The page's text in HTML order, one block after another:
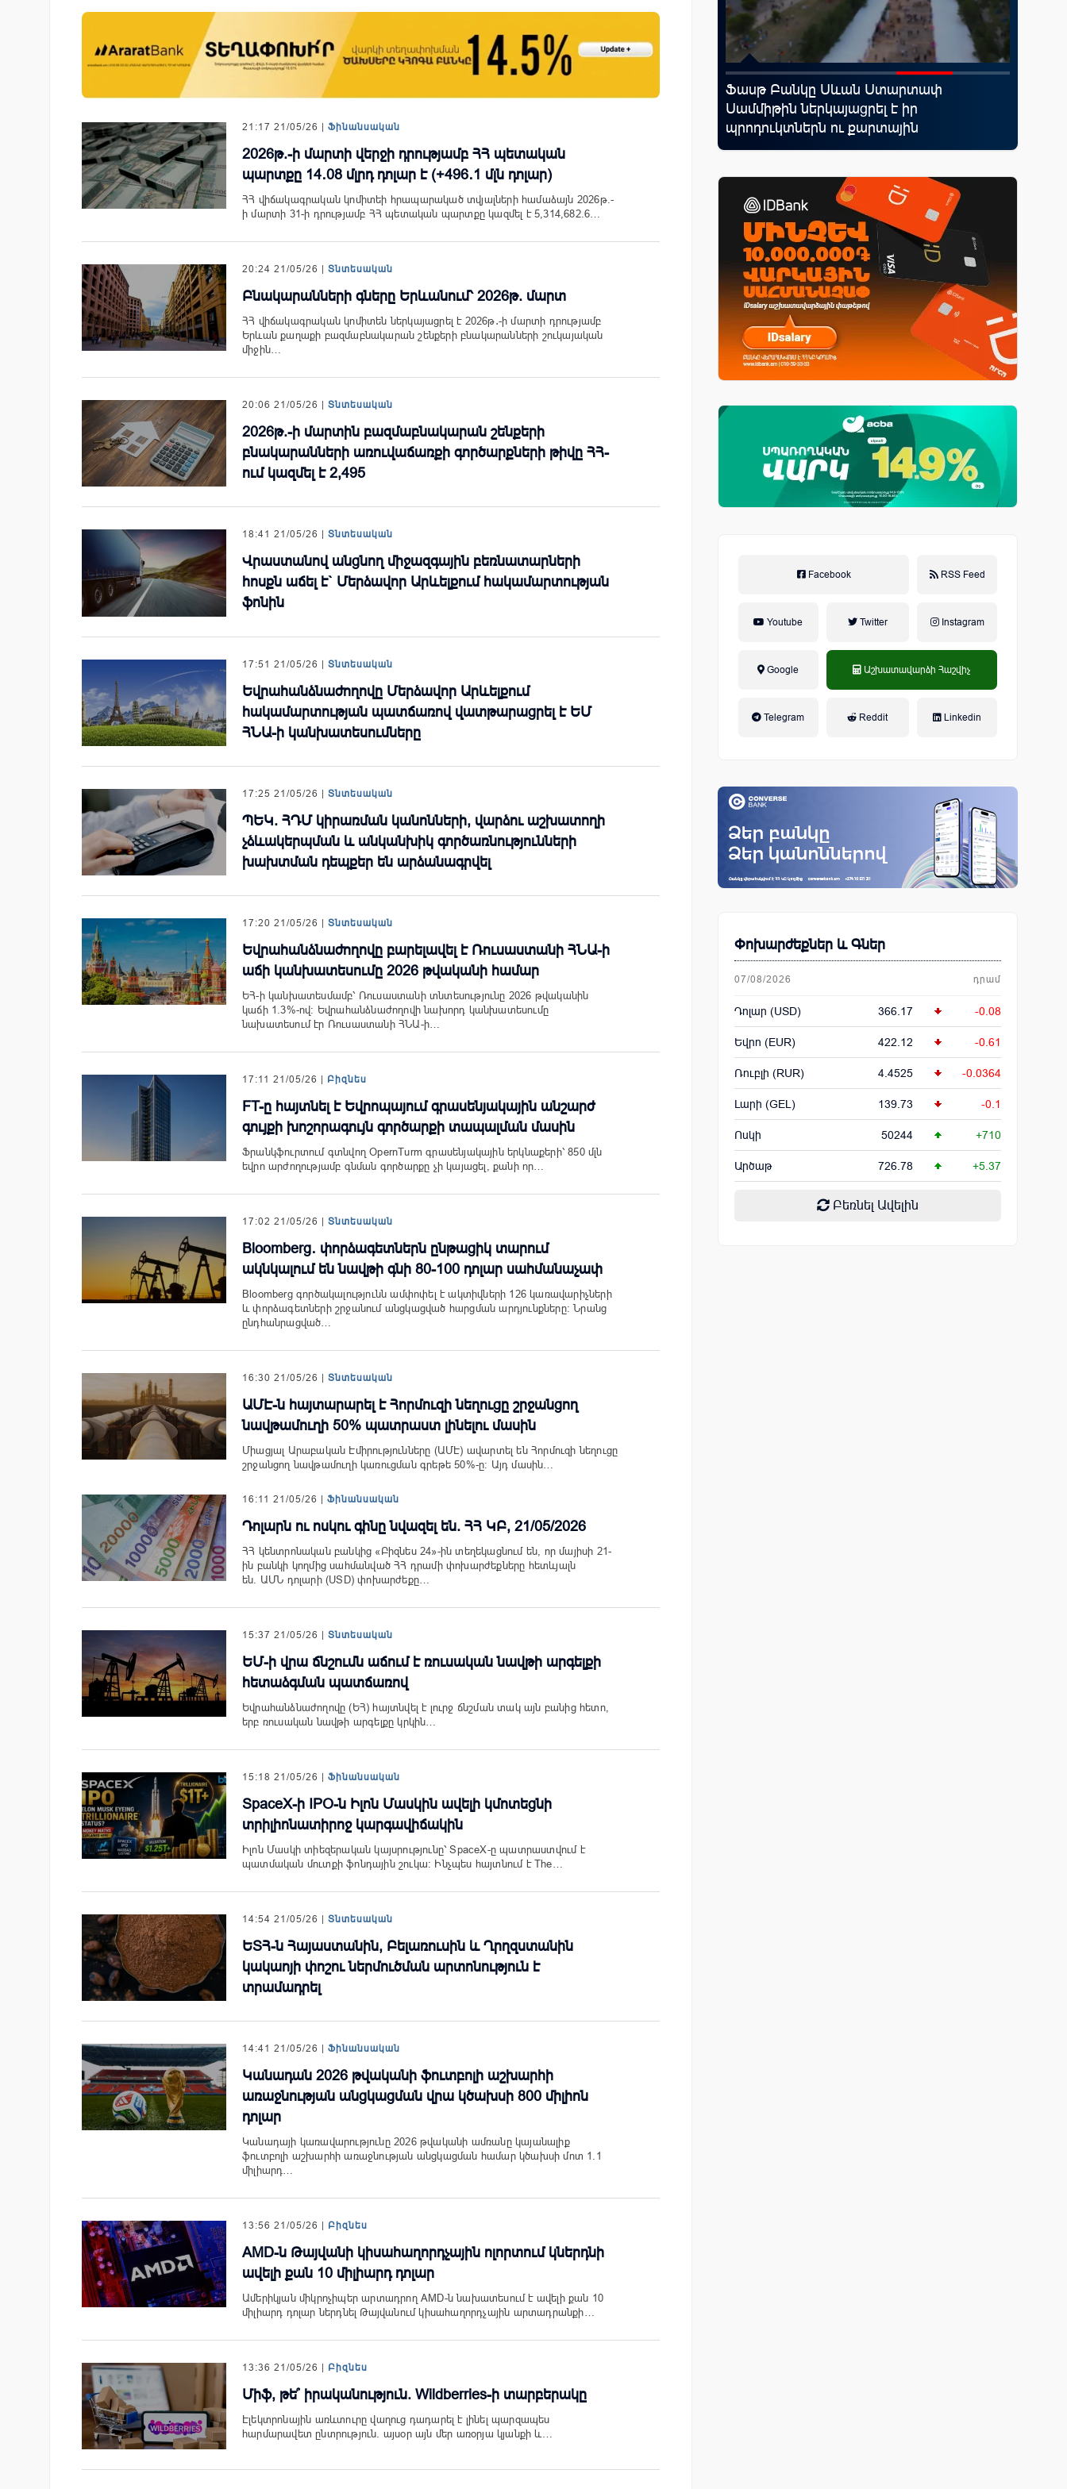
21:17 21/05/26 | Ֆինանսական
2026թ.-ի մարտի վերջի դրությամբ ՀՀ պետական
պարտքը 14․08 մլրդ դոլար է (+496․1 մլն դոլար)
ՀՀ վիճակագրական կոմիտեի հրապարակած տվյալների համաձայն 2026թ.-
ի մարտի 31-ի դրությամբ ՀՀ պետական պարտքը կազմել է 5,314,682.6…
20:24 21/05/26 | Տնտեսական
Բնակարանների գները Երևանում՝ 2026թ. մարտ
ՀՀ վիճակագրական կոմիտեն ներկայացրել է 2026թ․-ի մարտի դրությամբ
Երևան քաղաքի բազմաբնակարան շենքերի բնակարանների շուկայական
միջին…
20:06 21/05/26 | Տնտեսական
2026թ.-ի մարտին բազմաբնակարան շենքերի
բնակարանների առուվաճառքի գործարքների թիվը ՀՀ-
ում կազմել է 2,495
18:41 21/05/26 | Տնտեսական
Վրաստանով անցնող միջազգային բեռնատարների
հոսքն աճել է` Մերձավոր Արևելքում հակամարտության
ֆոնին
17:51 21/05/26 | Տնտեսական
Եվրահանձնաժողովը Մերձավոր Արևելքում
հակամարտության պատճառով վատթարացրել է ԵՄ
ՀՆԱ-ի կանխատեսումները
17:25 21/05/26 | Տնտեսական
ՊԵԿ. ՀԴՄ կիրառման կանոնների, վարձու աշխատողի
չձևակերպման և անկանխիկ գործառնությունների
խախտման դեպքեր են արձանագրվել
17:20 21/05/26 | Տնտեսական
Եվրահանձնաժողովը բարելավել է Ռուսաստանի ՀՆԱ-ի
աճի կանխատեսումը 2026 թվականի համար
ԵՀ-ի կանխատեսմամբ՝ Ռուսաստանի տնտեսությունը 2026 թվականին
կաճի 1.3%-ով։ Եվրահանձնաժողովի նախորդ կանխատեսումը
նախատեսում էր Ռուսաստանի ՀՆԱ-ի…
17:11 21/05/26 | Բիզնես
FT-ը հայտնել է Եվրոպայում գրասենյակային անշարժ
գույքի խոշորագույն գործարքի տապալման մասին
Ֆրանկֆուրտում գտնվող OpernTurm գրասենյակային երկնաքերի՝ 850 մլն
եվրո արժողությամբ գնման գործարքը չի կայացել, քանի որ…
17:02 21/05/26 | Տնտեսական
Bloomberg․ փորձագետներն ընթացիկ տարում
ակնկալում են նավթի գնի 80-100 դոլար սահմանաչափ
Bloomberg գործակալությունն ամփոփել է ակտիվների 126 կառավարիչների
և փորձագետների շրջանում անցկացված հարցման արդյունքները։ Նրանց
ընդհանրացված…
16:30 21/05/26 | Տնտեսական
ԱՄԷ-ն հայտարարել է Հորմուզի նեղուցը շրջանցող
նավթամուղի 50% պատրաստ լինելու մասին
Միացյալ Արաբական Էմիրությունները (ԱՄԷ) ավարտել են Հորմուզի նեղուցը
շրջանցող նավթամուղի կառուցման գրեթե 50%-ը։ Այդ մասին…
16:11 21/05/26 | Ֆինանսական
Դոլարն ու ոսկու գինը նվազել են. ՀՀ ԿԲ, 21/05/2026
ՀՀ կենտրոնական բանկից «Բիզնես 24»-ին տեղեկացնում են, որ մայիսի 21-
ին բանկի կողմից սահմանված ՀՀ դրամի փոխարժեքները հետևյալն
են. ԱՄՆ դոլարի (USD) փոխարժեքը…
15:37 21/05/26 | Տնտեսական
ԵՄ-ի վրա ճնշումն աճում է ռուսական նավթի արգելքի
հետաձգման պատճառով
Եվրահանձնաժողովը (ԵՀ) հայտնվել է լուրջ ճնշման տակ այն բանից հետո,
երբ ռուսական նավթի արգելքը կրկին…
15:18 21/05/26 | Ֆինանսական
SpaceX-ի IPO-ն Իլոն Մասկին ավելի կմոտեցնի
տրիլիոնատիրոջ կարգավիճակին
Իլոն Մասկի տիեզերական կայսրությունը՝ SpaceX-ը պատրաստվում է
պատմական մուտքի ֆոնդային շուկա։ Ինչպես հայտնում է The…
14:54 21/05/26 | Տնտեսական
ԵՏՀ-ն Հայաստանին, Բելառուսին և Ղրղզստանին
կակաոյի փոշու ներմուծման արտոնություն է
տրամադրել
14:41 21/05/26 | Ֆինանսական
Կանադան 2026 թվականի ֆուտբոլի աշխարհի
առաջնության անցկացման վրա կծախսի 800 միլիոն
դոլար
Կանադայի կառավարությունը 2026 թվականի ամռանը կայանալիք
ֆուտբոլի աշխարհի առաջնության անցկացման համար կծախսի մոտ 1.1
միլիարդ…
13:56 21/05/26 | Բիզնես
AMD-ն Թայվանի կիսահաղորդչային ոլորտում կներդնի
ավելի քան 10 միլիարդ դոլար
Ամերիկյան միկրոչիպեր արտադրող AMD-ն նախատեսում է ավելի քան 10
միլիարդ դոլար ներդնել Թայվանում կիսահաղորդչային արտադրանքի…
13:36 21/05/26 | Բիզնես
Միֆ, թե՞ իրականություն. Wildberries-ի տարբերակը
Էլեկտրոնային առևտուրը վաղուց դադարել է լինել պարզապես
հարմարավետ ընտրություն. այսօր այն մեր առօրյա կյանքի և…
Ucom-ի աջակցությամբ ներկայացվեց
խաղը
«Շտապ հաստատեք քարտի տվյալները»․
զեղծարարությունների մասին
Ֆասթ Բանկը Սևան Ստարտափ
Սամմիթին ներկայացրել է իր
պրոդուկտներն ու քարտային
առաջարկները
Facebook RSS Feed
Youtube Twitter Instagram
Google Աշխատավարձի Հաշվիչ
Telegram Reddit Linkedin
Փոխարժեքներ և Գներ
07/08/2026 դրամ
Դոլար (USD) 366.17 -0.08
Եվրո (EUR) 422.12 -0.61
Ռուբլի (RUR) 4.4525 -0.0364
Լարի (GEL) 139.73 -0.1
Ոսկի 50244 +710
Արծաթ 726.78 +5.37
Բեռնել Ավելին